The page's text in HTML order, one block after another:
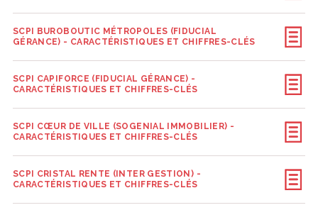
SCPI BUROBOUTIC MÉTROPOLES (FIDUCIAL
GÉRANCE) - CARACTÉRISTIQUES ET CHIFFRES-CLÉS
SCPI CAPIFORCE (FIDUCIAL GÉRANCE) -
CARACTÉRISTIQUES ET CHIFFRES-CLÉS
SCPI CŒUR DE VILLE (SOGENIAL IMMOBILIER) -
CARACTÉRISTIQUES ET CHIFFRES-CLÉS
SCPI CRISTAL RENTE (INTER GESTION) -
CARACTÉRISTIQUES ET CHIFFRES-CLÉS